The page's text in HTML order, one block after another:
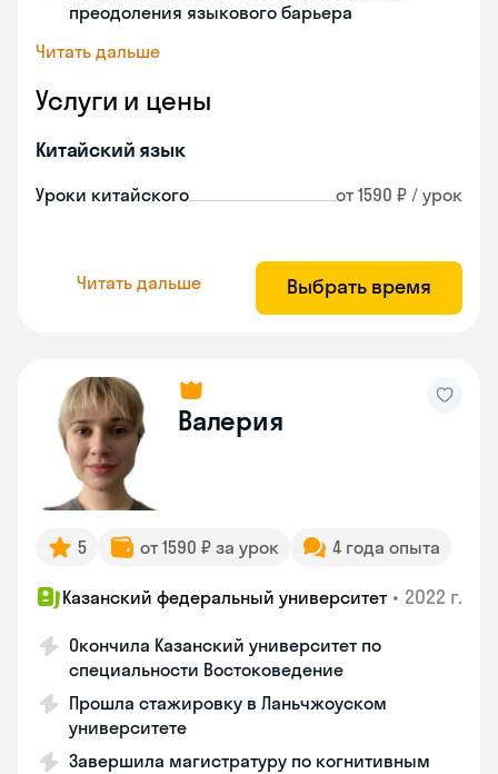
преодоления языкового барьера
Читать дальше
Услуги и цены
Китайский язык
Уроки китайского от 1590 ₽ / урок
Читать дальше Выбрать время
Валерия
5 от 1590 ₽ за урок 4 года опыта
Казанский федеральный университет • 2022 г.
Окончила Казанский университет по
специальности Востоковедение
Прошла стажировку в Ланьчжоуском
университете
Завершила магистратуру по когнитивным